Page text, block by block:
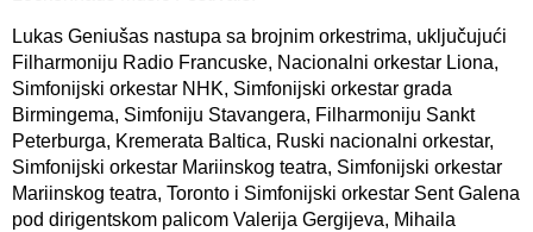
Lukas Geniušas nastupa sa brojnim orkestrima, uključujući
Filharmoniju Radio Francuske, Nacionalni orkestar Liona,
Simfonijski orkestar NHK, Simfonijski orkestar grada
Birmingema, Simfoniju Stavangera, Filharmoniju Sankt
Peterburga, Kremerata Baltica, Ruski nacionalni orkestar,
Simfonijski orkestar Mariinskog teatra, Simfonijski orkestar
Mariinskog teatra, Toronto i Simfonijski orkestar Sent Galena
pod dirigentskom palicom Valerija Gergijeva, Mihaila